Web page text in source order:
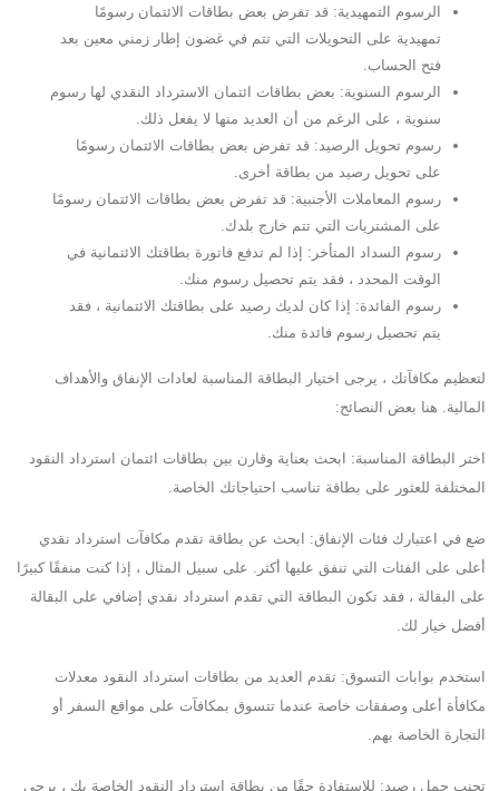
الرسوم التمهيدية: قد تفرض بعض بطاقات الائتمان رسومًا
تمهيدية على التحويلات التي تتم في غضون إطار زمني معين بعد
فتح الحساب.
الرسوم السنوية: بعض بطاقات ائتمان الاسترداد النقدي لها رسوم
سنوية ، على الرغم من أن العديد منها لا يفعل ذلك.
رسوم تحويل الرصيد: قد تفرض بعض بطاقات الائتمان رسومًا
على تحويل رصيد من بطاقة أخرى.
رسوم المعاملات الأجنبية: قد تفرض بعض بطاقات الائتمان رسومًا
على المشتريات التي تتم خارج بلدك.
رسوم السداد المتأخر: إذا لم تدفع فاتورة بطاقتك الائتمانية في
الوقت المحدد ، فقد يتم تحصيل رسوم منك.
رسوم الفائدة: إذا كان لديك رصيد على بطاقتك الائتمانية ، فقد
يتم تحصيل رسوم فائدة منك.
لتعظيم مكافآتك ، يرجى اختيار البطاقة المناسبة لعادات الإنفاق والأهداف
المالية. هنا بعض النصائح:
اختر البطاقة المناسبة: ابحث بعناية وقارن بين بطاقات ائتمان استرداد النقود
المختلفة للعثور على بطاقة تناسب احتياجاتك الخاصة.
ضع في اعتبارك فئات الإنفاق: ابحث عن بطاقة تقدم مكافآت استرداد نقدي
أعلى على الفئات التي تنفق عليها أكثر. على سبيل المثال ، إذا كنت منفقًا كبيرًا
على البقالة ، فقد تكون البطاقة التي تقدم استرداد نقدي إضافي على البقالة
أفضل خيار لك.
استخدم بوابات التسوق: تقدم العديد من بطاقات استرداد النقود معدلات
مكافأة أعلى وصفقات خاصة عندما تتسوق بمكافآت على مواقع السفر أو
التجارة الخاصة بهم.
تجنب حمل رصيد: للاستفادة حقًا من بطاقة استرداد النقود الخاصة بك ، يرجى